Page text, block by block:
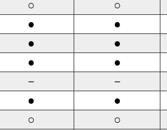
○ ○
● ●
● ●
● ●
－ －
● ●
○ ○